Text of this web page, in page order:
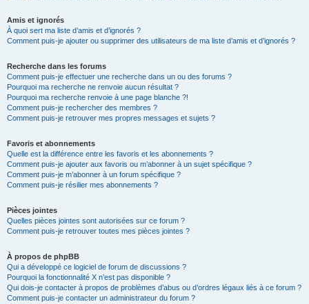
Amis et ignorés
À quoi sert ma liste d’amis et d’ignorés ?
Comment puis-je ajouter ou supprimer des utilisateurs de ma liste d’amis et d’ignorés ?
Recherche dans les forums
Comment puis-je effectuer une recherche dans un ou des forums ?
Pourquoi ma recherche ne renvoie aucun résultat ?
Pourquoi ma recherche renvoie à une page blanche ?!
Comment puis-je rechercher des membres ?
Comment puis-je retrouver mes propres messages et sujets ?
Favoris et abonnements
Quelle est la différence entre les favoris et les abonnements ?
Comment puis-je ajouter aux favoris ou m’abonner à un sujet spécifique ?
Comment puis-je m’abonner à un forum spécifique ?
Comment puis-je résilier mes abonnements ?
Pièces jointes
Quelles pièces jointes sont autorisées sur ce forum ?
Comment puis-je retrouver toutes mes pièces jointes ?
À propos de phpBB
Qui a développé ce logiciel de forum de discussions ?
Pourquoi la fonctionnalité X n’est pas disponible ?
Qui dois-je contacter à propos de problèmes d’abus ou d’ordres légaux liés à ce forum ?
Comment puis-je contacter un administrateur du forum ?